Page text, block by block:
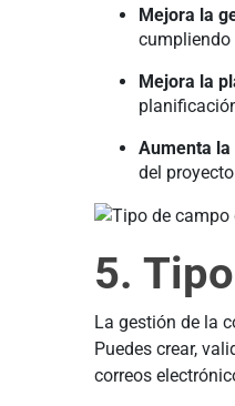
Mejora la
cumpliendo
Mejora la
Aumenta
del
5.
La gestión de la
Puedes crear,
correos